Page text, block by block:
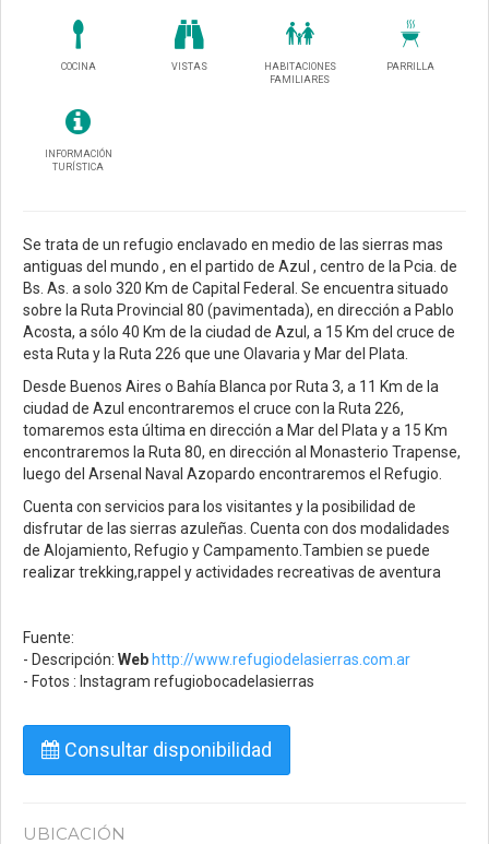
COCINA VISTAS
HABITACIONES
FAMILIARES
PARRILLA
INFORMACIÓN
TURÍSTICA
Se trata de un refugio enclavado en medio de las sierras mas
antiguas del mundo , en el partido de Azul , centro de la Pcia. de
Bs. As. a solo 320 Km de Capital Federal. Se encuentra situado
sobre la Ruta Provincial 80 (pavimentada), en dirección a Pablo
Acosta, a sólo 40 Km de la ciudad de Azul, a 15 Km del cruce de
esta Ruta y la Ruta 226 que une Olavaria y Mar del Plata.
Desde Buenos Aires o Bahía Blanca por Ruta 3, a 11 Km de la
ciudad de Azul encontraremos el cruce con la Ruta 226,
tomaremos esta última en dirección a Mar del Plata y a 15 Km
encontraremos la Ruta 80, en dirección al Monasterio Trapense,
luego del Arsenal Naval Azopardo encontraremos el Refugio.
Cuenta con servicios para los visitantes y la posibilidad de
disfrutar de las sierras azuleñas. Cuenta con dos modalidades
de Alojamiento, Refugio y Campamento.Tambien se puede
realizar trekking,rappel y actividades recreativas de aventura
Fuente:
- Descripción: Webhttp://www.refugiodelasierras.com.ar
- Fotos : Instagram refugiobocadelasierras
Consultar disponibilidad
UBICACIÓN